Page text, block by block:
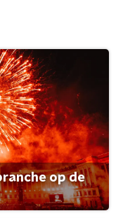
op de